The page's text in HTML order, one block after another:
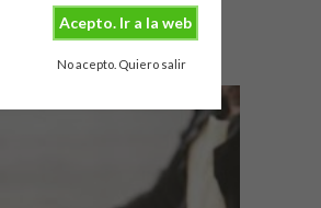
Acepto. Ir a la web
No acepto. Quiero salir